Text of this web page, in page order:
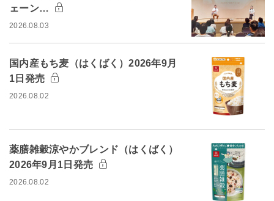
ェーン…
2026.08.03
国内産もち麦（はくばく）2026年9月
1日発売
2026.08.02
薬膳雑穀涼やかブレンド（はくばく）
2026年9月1日発売
2026.08.02